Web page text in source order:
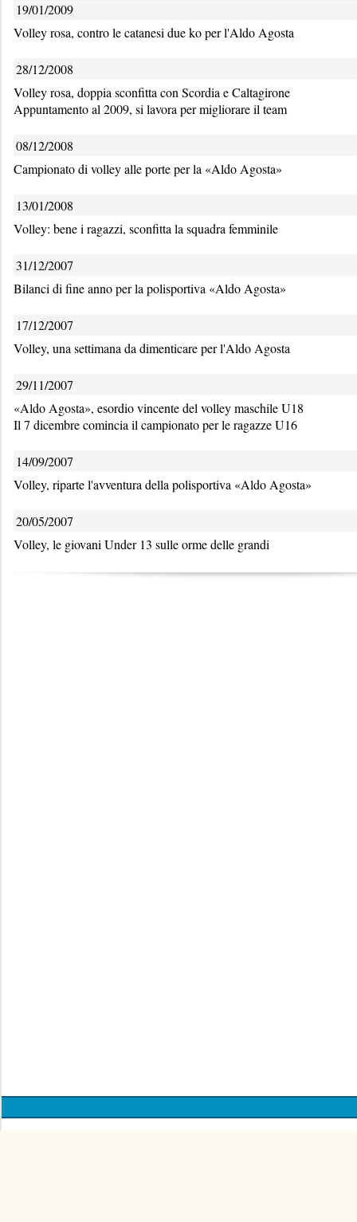
19/01/2009
Volley rosa, contro le catanesi due ko per l'Aldo Agosta
28/12/2008
Volley rosa, doppia sconfitta con Scordia e Caltagirone
Appuntamento al 2009, si lavora per migliorare il team
08/12/2008
Campionato di volley alle porte per la «Aldo Agosta»
13/01/2008
Volley: bene i ragazzi, sconfitta la squadra femminile
31/12/2007
Bilanci di fine anno per la polisportiva «Aldo Agosta»
17/12/2007
Volley, una settimana da dimenticare per l'Aldo Agosta
29/11/2007
«Aldo Agosta», esordio vincente del volley maschile U18
Il 7 dicembre comincia il campionato per le ragazze U16
14/09/2007
Volley, riparte l'avventura della polisportiva «Aldo Agosta»
20/05/2007
Volley, le giovani Under 13 sulle orme delle grandi